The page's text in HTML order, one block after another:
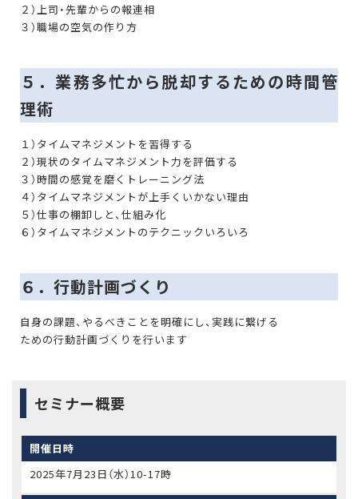
２）上司・先輩からの報連相
３）職場の空気の作り方
５．業務多忙から脱却するための時間管
理術
１）タイムマネジメントを習得する
２）現状のタイムマネジメント力を評価する
３）時間の感覚を磨くトレーニング法
４）タイムマネジメントが上手くいかない理由
５）仕事の棚卸しと、仕組み化
６）タイムマネジメントのテクニックいろいろ
６．行動計画づくり
自身の課題、やるべきことを明確にし、実践に繋げる
ための行動計画づくりを行います
セミナー概要
開催日時
2025年7月23日（水）10-17時